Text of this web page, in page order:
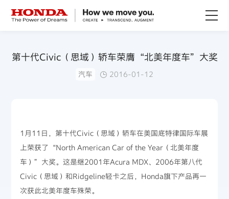
赛事运动
第十代Civic（思域）轿车荣膺“北美年度车”大奖
汽车 2016-01-12
1月11日，第十代Civic（思域）轿车在美国底特律国际车展
上荣获了“North American Car of the Year（北美年度
车）”大奖。这是继2001年Acura MDX、2006年第八代
Civic（思域）和Ridgeline轻卡之后，Honda旗下产品再一
次获此北美年度车殊荣。